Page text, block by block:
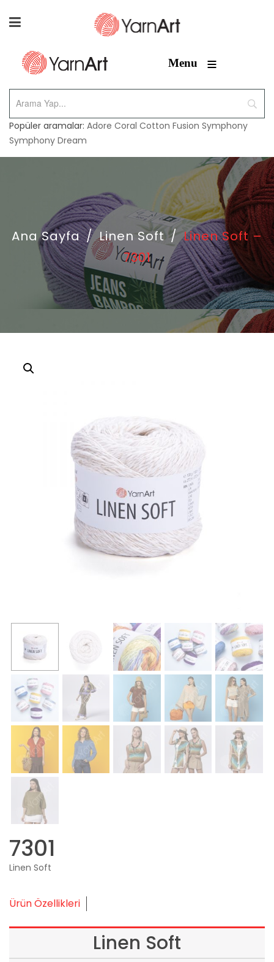
Menu ≡
Popüler aramalar: Adore Coral Cotton Fusion Symphony
Symphony Dream
Ana Sayfa / Linen Soft / Linen Soft –
7301
7301
Linen Soft
Ürün Özellikleri
Linen Soft